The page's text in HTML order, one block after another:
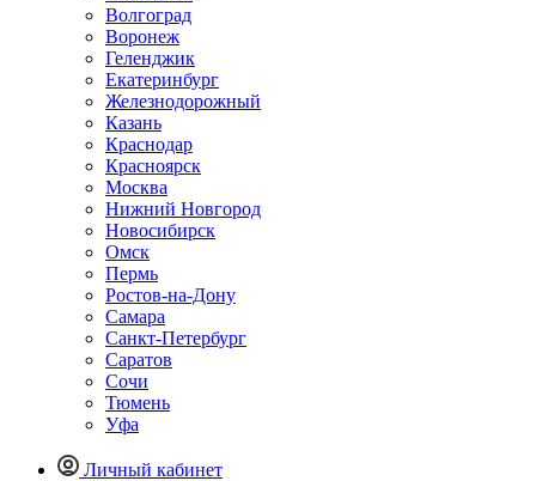
Волгоград
Воронеж
Геленджик
Екатеринбург
Железнодорожный
Казань
Краснодар
Красноярск
Москва
Нижний Новгород
Новосибирск
Омск
Пермь
Ростов-на-Дону
Самара
Санкт-Петербург
Саратов
Сочи
Тюмень
Уфа
Личный кабинет